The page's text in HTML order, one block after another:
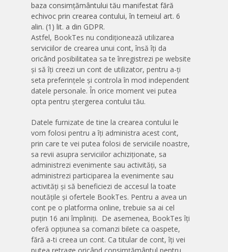
baza consimțământului tău manifestat fără
echivoc prin crearea contului, în temeiul art. 6
alin. (1) lit. a din GDPR.
Astfel, BookTes nu condiționează utilizarea
serviciilor de crearea unui cont, însă îți da
oricând posibilitatea sa te înregistrezi pe website
și să îți creezi un cont de utilizator, pentru a-ți
seta preferințele și controla în mod independent
datele personale. În orice moment vei putea
opta pentru ștergerea contului tău.
Datele furnizate de tine la crearea contului le
vom folosi pentru a îți administra acest cont,
prin care te vei putea folosi de serviciile noastre,
sa revii asupra serviciilor achiziționate, sa
administrezi evenimente sau activități, sa
administrezi participarea la evenimente sau
activități și să beneficiezi de accesul la toate
noutățile și ofertele BookTes. Pentru a avea un
cont pe o platforma online, trebuie sa ai cel
puțin 16 ani împliniți. De asemenea, BookTes îți
oferă opțiunea sa comanzi bilete ca oaspete,
fără a-ti creea un cont. Ca titular de cont, îți vei